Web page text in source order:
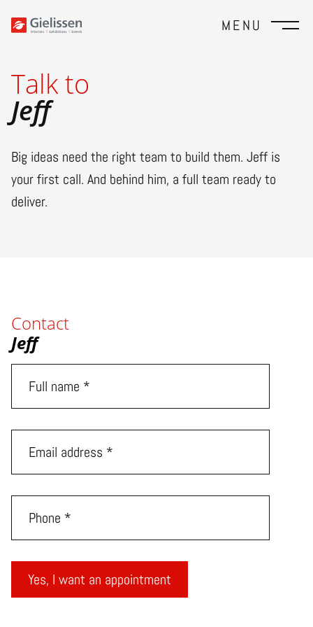
MENU
Talk to
Jeff
Big ideas need the right team to build them. Jeff is
your first call. And behind him, a full team ready to
deliver.
Contact
Jeff
Yes, I want an appointment